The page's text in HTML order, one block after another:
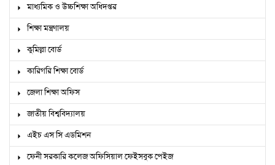
মাধ্যমিক ও উচ্চশিক্ষা অধিদপ্তর
শিক্ষা মন্ত্রণালয়
কুমিল্লা বোর্ড
কারিগরি শিক্ষা বোর্ড
জেলা শিক্ষা অফিস
জাতীয় বিশ্ববিদ্যালয়
এইচ এস সি এডমিশন
ফেনী সরকারি কলেজ অফিসিয়াল ফেইসবুক পেইজ